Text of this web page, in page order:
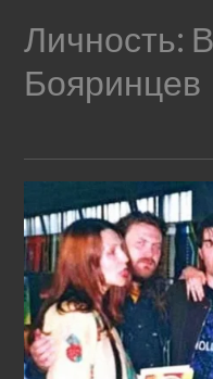
Личность:
Бояринцев